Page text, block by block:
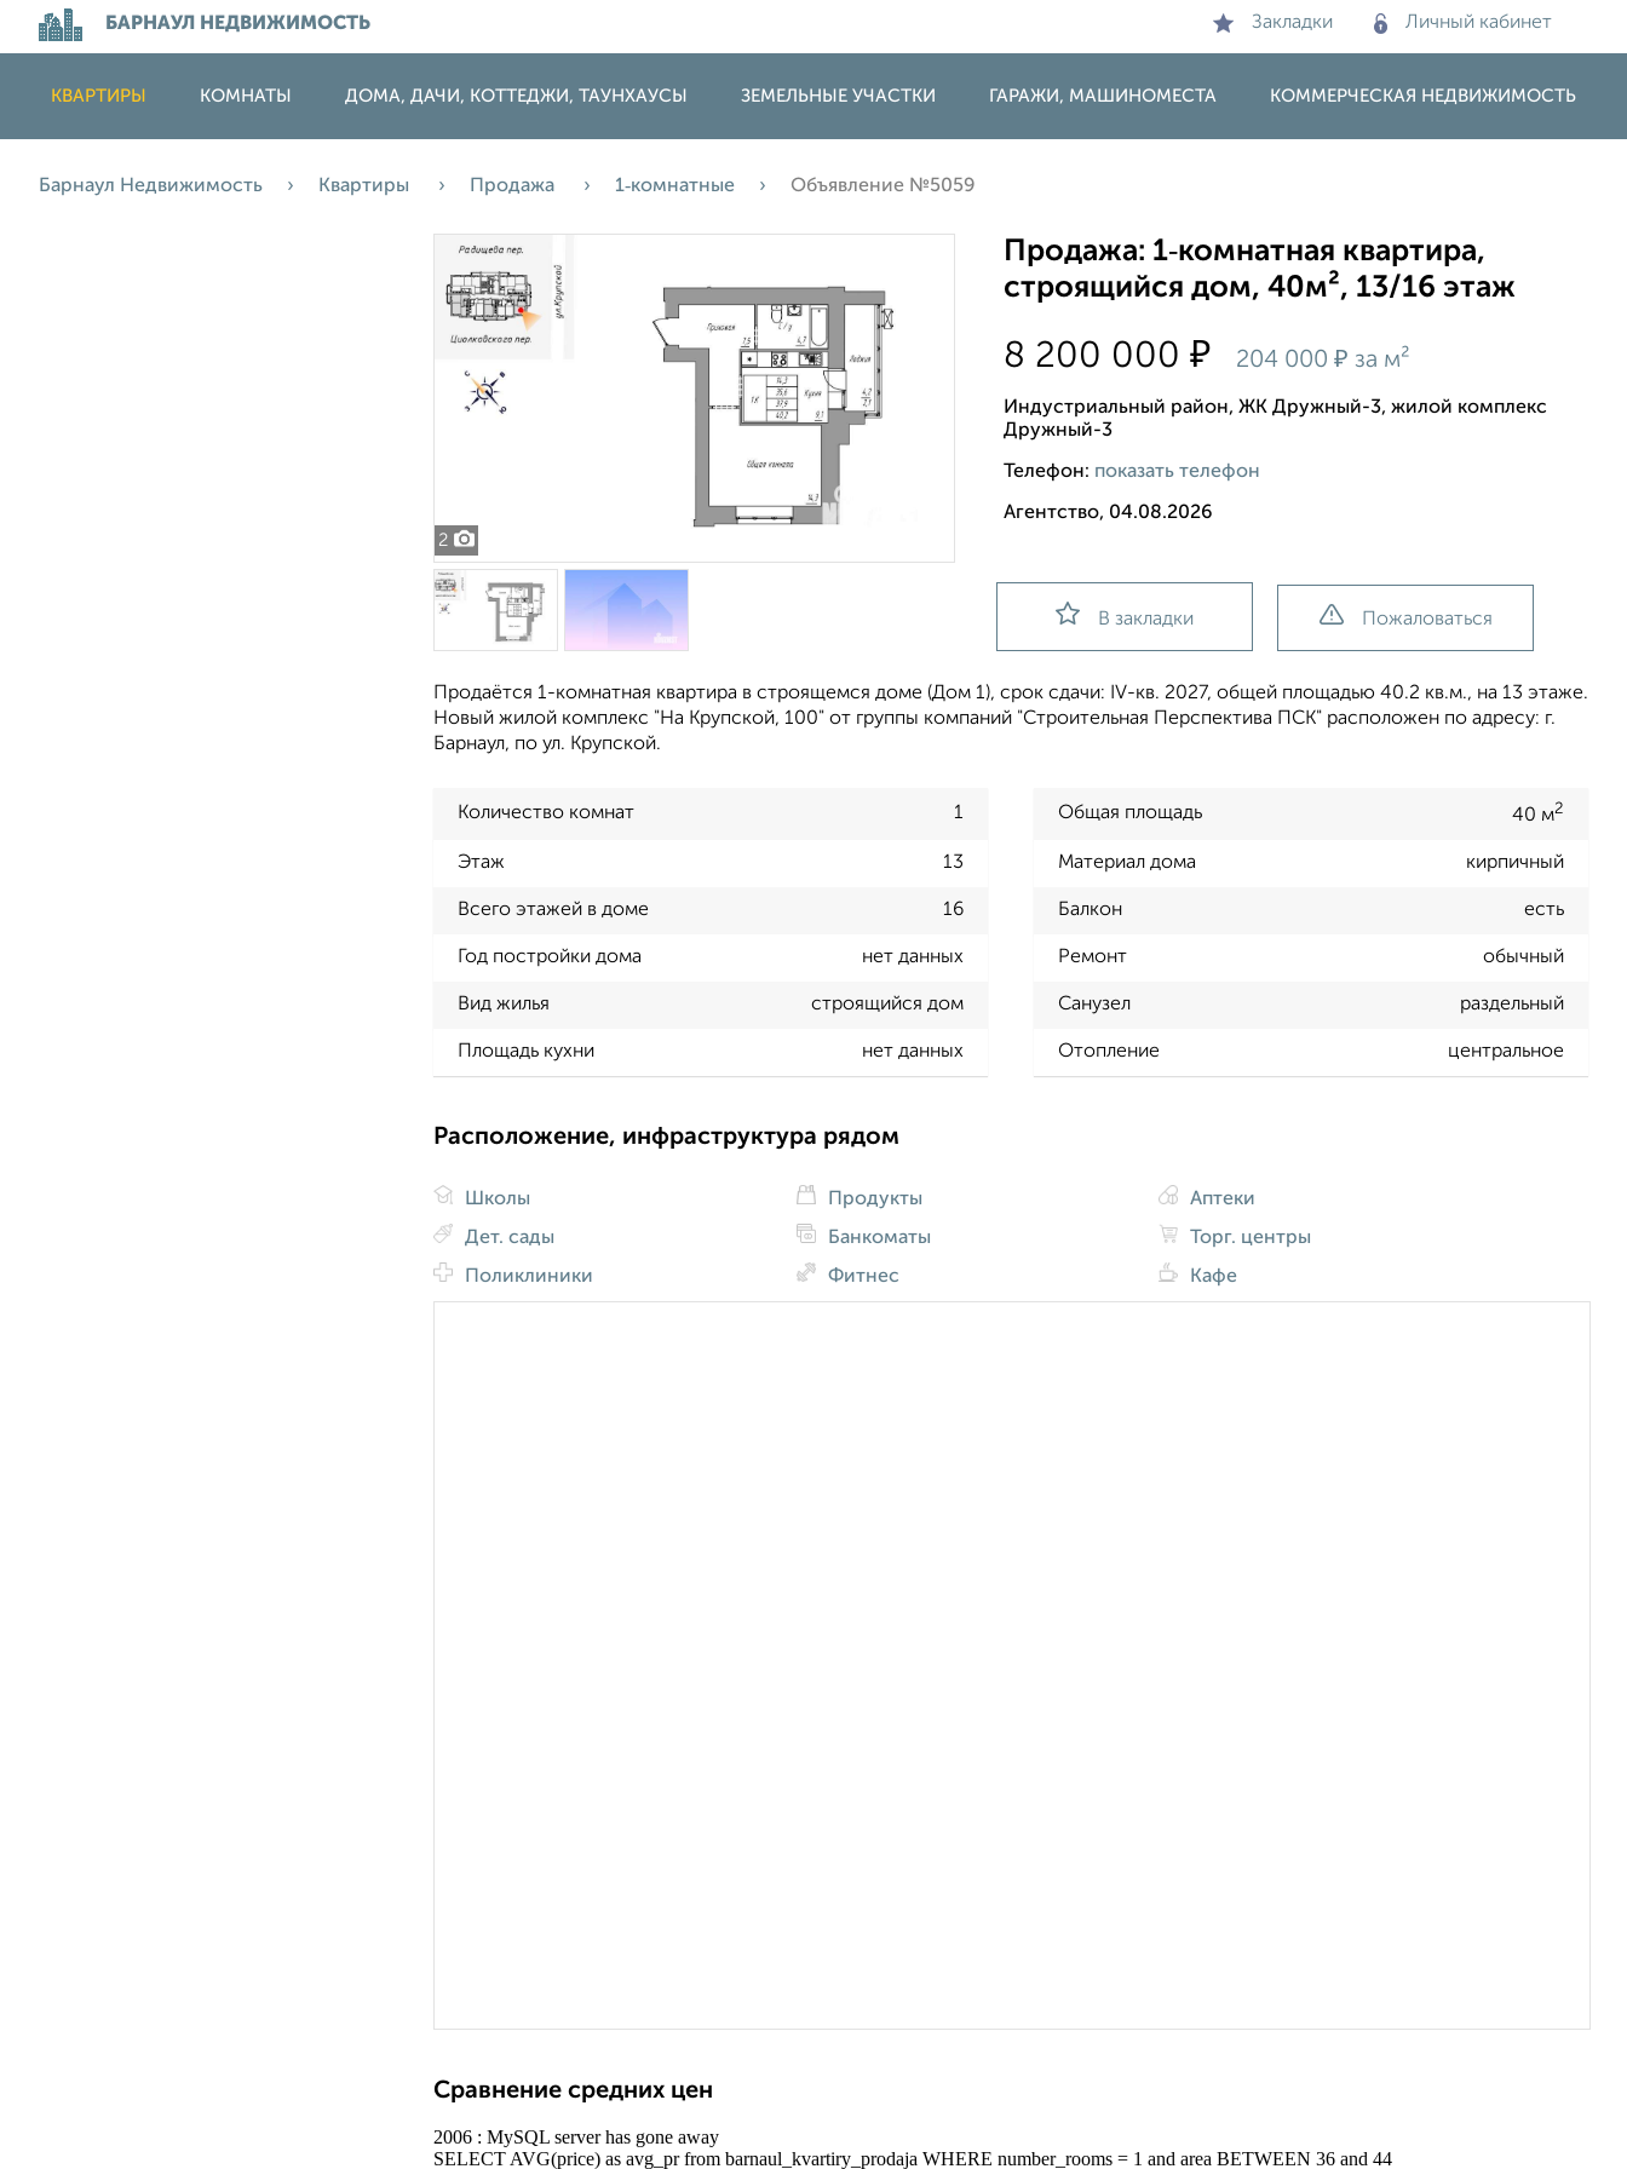
БАРНАУЛ НЕДВИЖИМОСТЬ Закладки Личный кабинет
КВАРТИРЫ КОМНАТЫ ДОМА, ДАЧИ, КОТТЕДЖИ, ТАУНХАУСЫ ЗЕМЕЛЬНЫЕ УЧАСТКИ ГАРАЖИ, МАШИНОМЕСТА КОММЕРЧЕСКАЯ НЕДВИЖИМОСТЬ
Барнаул Недвижимость Квартиры Продажа 1‑комнатные Объявление №5059
2
Продажа: 1‑комнатная квартира,
строящийся дом, 40м², 13/16 этаж
8 200 000₽ 204 000₽ за м²
Индустриальный район, ЖК Дружный-3, жилой комплекс
Дружный-3
Телефон: показать телефон
Агентство, 04.08.2026
В закладки Пожаловаться
Продаётся 1-комнатная квартира в строящемся доме (Дом 1), срок сдачи: IV-кв. 2027, общей площадью 40.2 кв.м., на 13 этаже.
Новый жилой комплекс "На Крупской, 100" от группы компаний "Строительная Перспектива ПСК" расположен по адресу: г.
Барнаул, по ул. Крупской.
Количество комнат 1 Общая площадь 40 м2
Этаж 13 Материал дома кирпичный
Всего этажей в доме 16 Балкон есть
Год постройки дома нет данных Ремонт обычный
Вид жилья строящийся дом Санузел раздельный
Площадь кухни нет данных Отопление центральное
Расположение, инфраструктура рядом
Школы
Дет. сады
Поликлиники
Продукты
Банкоматы
Фитнес
Аптеки
Торг. центры
Кафе
Сравнение средних цен
2006 : MySQL server has gone away
SELECT AVG(price) as avg_pr from barnaul_kvartiry_prodaja WHERE number_rooms = 1 and area BETWEEN 36 and 44